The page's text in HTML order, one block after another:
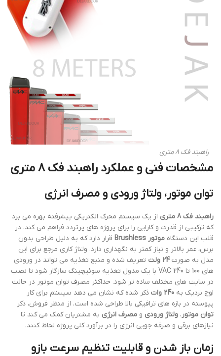
راهبند فک 8 متری
مشخصات فنی و عملکرد راهبند فک 8 متری
توان موتور، ولتاژ ورودی و مصرف انرژی
راهبند فک 8 متری
از یک سیستم محرک الکتریکی پیشرفته بهره می برد
که ترکیبی از قدرت و کارایی را برای پروژه های پرتردد فراهم می کند. در
قلب این دستگاه موتور Brushless
قرار دارد که به دلیل طراحی بدون
برس، عمر بالاتر و نیاز کمتر به نگهداری دارد. ولتاژ کاری مرجع برای این
مدل به صورت24 ولت
تعریف شده و منبع تغذیه می تواند در ورودی
های 100 تا 240 VAC با یک مدول تغذیه سوئیچینگ سازگار شود تا نصب
در سایت های مختلف ساده تر شود. حداکثر مصرف توان موتور در حالت
اوج نزدیک به 240 وات
ذکر شده که نشان می دهد سیستم برای کار
پیوسته در بازه های ترافیکی بالا طراحی شده است. از منظر فروش، ذکر
توان موتور، ولتاژ ورودی و مصرف انرژی به مشتریان کمک می کند تا
نیازهای برقی و صرفه جویی انرژی را در برآورد کلی پروژه لحاظ کنند.
زمان باز شدن و قابلیت تنظیم سرعت بازو